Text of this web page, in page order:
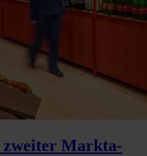
zweiter Markta-